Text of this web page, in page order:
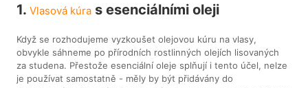
1.Vlasová kúra s esenciálními oleji
Když se rozhodujeme vyzkoušet olejovou kúru na vlasy,
obvykle sáhneme po přírodních rostlinných olejích lisovaných
za studena. Přestože esenciální oleje splňují i tento účel, nelze
je používat samostatně - měly by být přidávány do